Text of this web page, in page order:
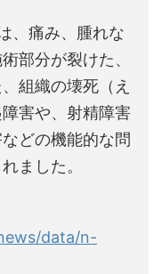
、痛み、腫れな
部分が裂けた、
組織の壊死（え
害や、射精障害
どの機能的な問
ました。
data/n-